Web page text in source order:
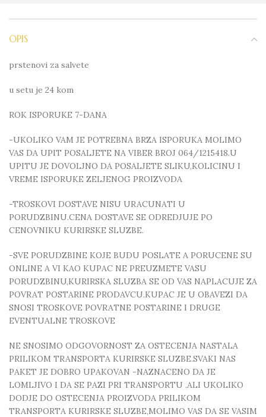
OPIS
prstenovi za salvete
u setu je 24 kom
ROK ISPORUKE 7-DANA
-UKOLIKO VAM JE POTREBNA BRZA ISPORUKA MOLIMO
VAS DA UPIT POSALJETE NA VIBER BROJ 064/1215418.U
UPITU JE DOVOLJNO DA POSALJETE SLIKU,KOLICINU I
VREME ISPORUKE ZELJENOG PROIZVODA
-TROSKOVI DOSTAVE NISU URACUNATI U
PORUDZBINU.CENA DOSTAVE SE ODREDJUJE PO
CENOVNIKU KURIRSKE SLUZBE.
-SVE PORUDZBINE KOJE BUDU POSLATE A PORUCENE SU
ONLINE A VI KAO KUPAC NE PREUZMETE VASU
PORUDZBINU,KURIRSKA SLUZBA SE OD VAS NAPLACUJE ZA
POVRAT POSTARINE PRODAVCU.KUPAC JE U OBAVEZI DA
SNOSI TROSKOVE POVRATNE POSTARINE I DRUGE
EVENTUALNE TROSKOVE
NE SNOSIMO ODGOVORNOST ZA OSTECENJA NASTALA
PRILIKOM TRANSPORTA KURIRSKE SLUZBE.SVAKI NAS
PAKET JE DOBRO UPAKOVAN -NAZNACENO DA JE
LOMLJIVO I DA SE PAZI PRI TRANSPORTU .ALI UKOLIKO
DODJE DO OSTECENJA PROIZVODA PRILIKOM
TRANSPORTA KURIRSKE SLUZBE,MOLIMO VAS DA SE VASIM